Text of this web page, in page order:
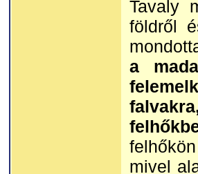
Tavaly
földről
a
mivel